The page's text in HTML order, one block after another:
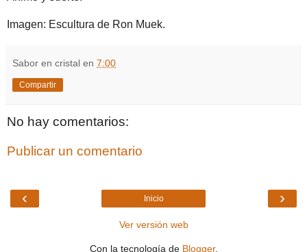
Imagen: Escultura de Ron Muek.
Sabor en cristal en 7:00
Compartir
No hay comentarios:
Publicar un comentario
‹ ›
Inicio
Ver versión web
Con la tecnología de Blogger.